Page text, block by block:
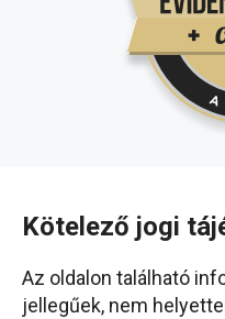
Kötelező jogi
Az oldalon található
jellegűek, nem